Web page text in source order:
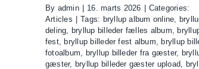
By admin 16. marts 2026
Categories:
Articles
Tags: bryllup album online,
deling, bryllup billeder fælles album,
fest, bryllup billeder fest album, bryllup
fotoalbum, bryllup billeder fra gæster,
gæster, bryllup billeder gæster upload,